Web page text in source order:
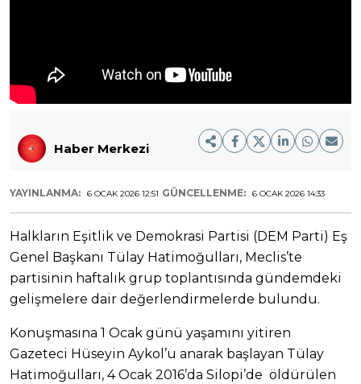
Haber Merkezi
YAYINLANMA: 6 OCAK 2026 12:51 GÜNCELLENME: 6 OCAK 2026 14:33
Halkların Eşitlik ve Demokrasi Partisi (DEM Parti) Eş
Genel Başkanı Tülay Hatimoğulları, Meclis’te
partisinin haftalık grup toplantısında gündemdeki
gelişmelere dair değerlendirmelerde bulundu.
Konuşmasına 1 Ocak günü yaşamını yitiren
Gazeteci Hüseyin Aykol’u anarak başlayan Tülay
Hatimoğulları, 4 Ocak 2016’da Silopi’de öldürülen